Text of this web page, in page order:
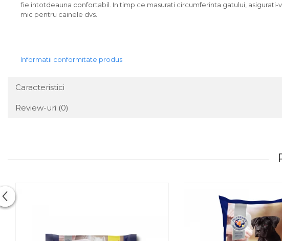
fie intotdeauna confortabil. In timp ce masurati circumferinta gatului,
mic pentru cainele dvs.
Informatii conformitate produs
Caracteristici
Review-uri (0)